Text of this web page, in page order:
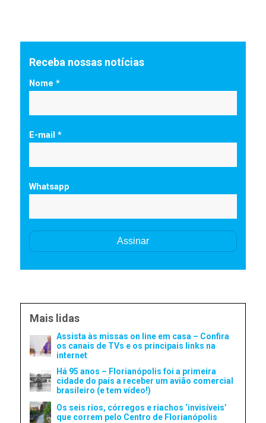
Receba nossas notícias
Nome *
E-mail *
Whatsapp
Mais lidas
Assista às missas on line em casa – Confira
os canais de TVs e os principais links na
internet
Há 95 anos – Florianópolis foi a primeira
cidade do país a receber um avião comercial
brasileiro (e tem vídeo!)
Os seis rios, córregos e riachos ‘invisíveis’
que correm pelo Centro de Florianópolis